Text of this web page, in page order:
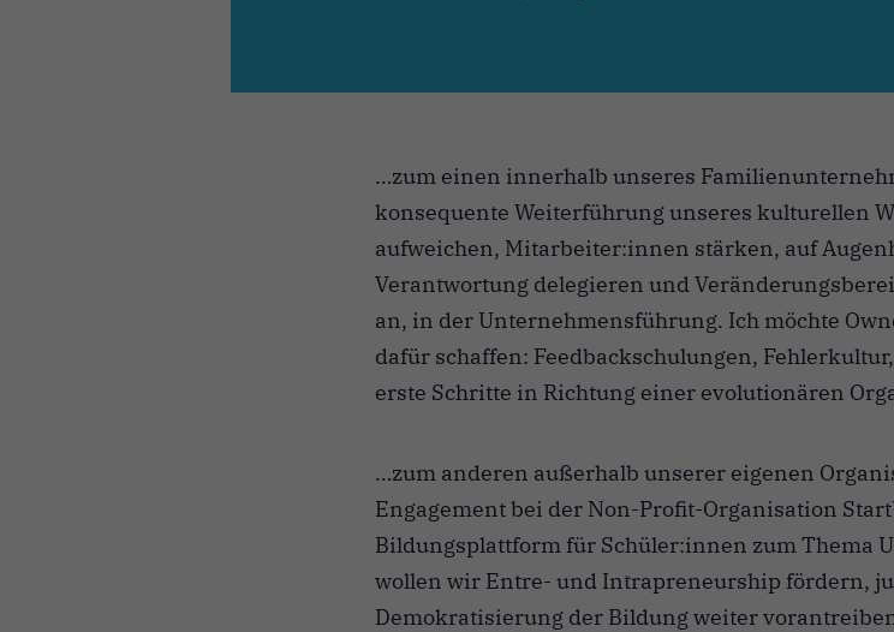
…zum einen innerhalb unseres
konsequente Weiterführung unseres kulturellen
aufweichen, Mitarbeiter:innen stärken, auf
Verantwortung delegieren und
an, in der Unternehmensführung. Ich möchte
dafür schaffen: Feedbackschulungen,
erste Schritte in Richtung einer evolutionären
…zum anderen außerhalb unserer eigenen
Engagement bei der Non-Profit-Organisation
Bildungsplattform für Schüler:innen zum Thema
wollen wir Entre- und Intrapreneurship fördern,
Demokratisierung der Bildung weiter